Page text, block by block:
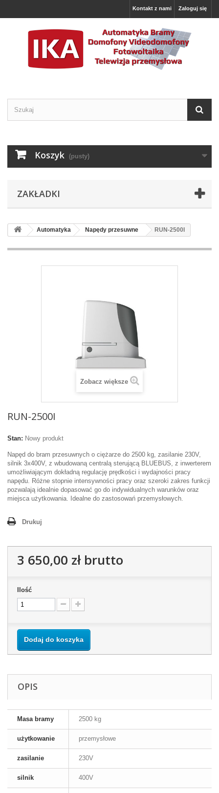
Zaloguj się
Kontakt z nami
Koszyk (pusty)
ZAKŁADKI
Automatyka Napędy przesuwne RUN-2500I
Zobacz większe
RUN-2500I
Stan: Nowy produkt
Napęd do bram przesuwnych o ciężarze do 2500 kg, zasilanie 230V,
silnik 3x400V, z wbudowaną centralą sterującą BLUEBUS, z inwerterem
umożliwiającym dokładną regulację prędkości i wydajności pracy
napędu. Różne stopnie intensywności pracy oraz szeroki zakres funkcji
pozwalają idealnie dopasować go do indywidualnych warunków oraz
miejsca użytkowania. Idealne do zastosowań przemysłowych.
Drukuj
3 650,00 złbrutto
Ilość
Dodaj do koszyka
OPIS
Masa bramy 2500 kg
użytkowanie przemysłowe
zasilanie 230V
silnik 400V